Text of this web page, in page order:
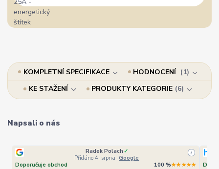
KOMPLETNÍ SPECIFIKACE HODNOCENÍ
1
KE STAŽENÍ
PRODUKTY KATEGORIE 6
Napsali o nás
Radek Polach ✓
Přidáno 4. srpna · Google
i
Doporučuje obchod 100 %★★★★★